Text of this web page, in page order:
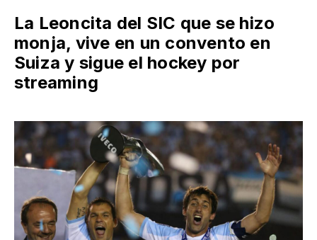
La Leoncita del SIC que se hizo
monja, vive en un convento en
Suiza y sigue el hockey por
streaming